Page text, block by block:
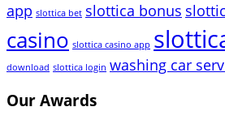
app slottica bet slottica bonus
casino slottica casino app
download slottica login washing car
Our Awards